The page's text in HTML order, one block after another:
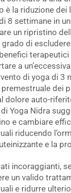
è la riduzione
8 settimane in
un ripristino
di
a
di yoga di 3
premestruale dei
dolore auto-
di Yoga Nidra
e cambiare
riducendo
e la
incoraggianti,
un valido
e ridurre